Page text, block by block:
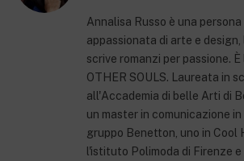
Annalisa Russo è una
appassionata di arte e
scrive romanzi per passione.
OTHER SOULS. Laureata in
all'Accademia di belle Arti di
un master in comunicazione
gruppo Benetton, uno in Cool
l'istituto Polimoda di Firenze